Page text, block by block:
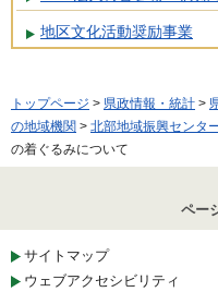
地区文化活動奨励事業
トップページ > 県政情報・統計 >
の地域機関 > 北部地域振興センタ
の着ぐるみについて
ペー
サイトマップ
ウェブアクセシビリティ